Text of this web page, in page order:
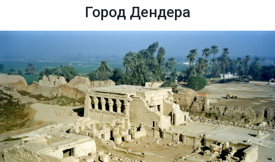
Город Дендера